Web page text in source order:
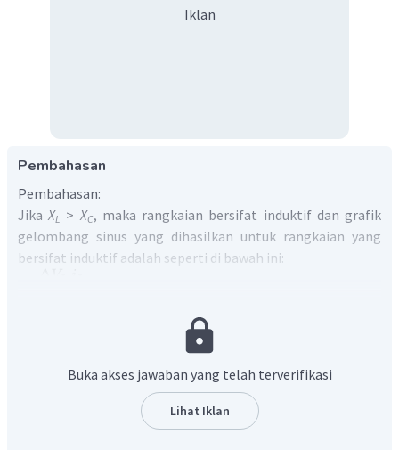
Iklan
Pembahasan
Pembahasan:
JikaXL > XC, maka rangkaian bersifat induktif dan grafik
gelombang sinus yang dihasilkan untuk rangkaian yang
bersifat induktif adalah seperti di bawah ini:
Terlihat dari grafik bahwa arus tertinggal
Buka akses jawaban yang telah terverifikasi
Lihat Iklan